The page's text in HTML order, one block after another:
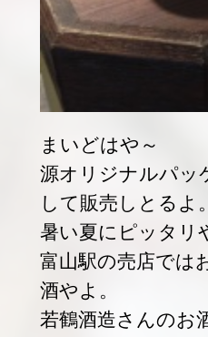
まいどはや～
源オリジナルパ
して販売しとるよ
暑い夏にピッタリ
富山駅の売店では
酒やよ。
若鶴酒造さんのお